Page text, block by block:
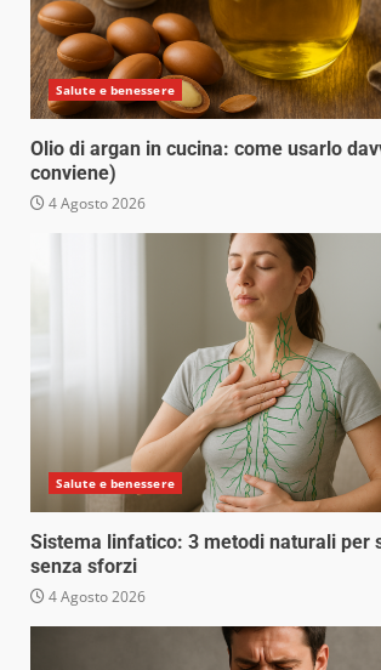
Salute e benessere
Olio di argan in cucina: come usarlo
conviene)
4 Agosto 2026
Salute e benessere
Sistema linfatico: 3 metodi naturali per
senza sforzi
4 Agosto 2026